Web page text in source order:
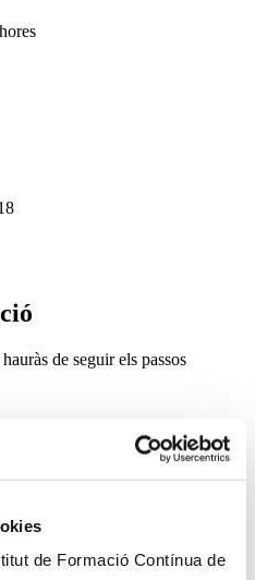
de Formació Contínua de
de seguir els passos
Virtual, pots utilitzar les
per poder tramitar la matrícula.